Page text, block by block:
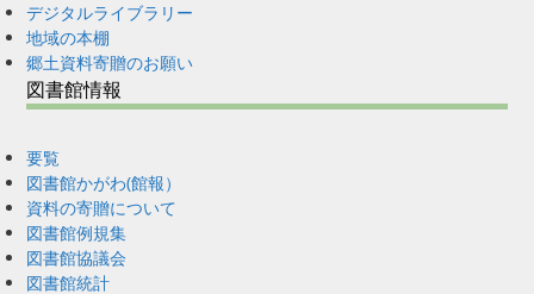
デジタルライブラリー
地域の本棚
郷土資料寄贈のお願い
図書館情報
要覧
図書館かがわ(館報）
資料の寄贈について
図書館例規集
図書館協議会
図書館統計